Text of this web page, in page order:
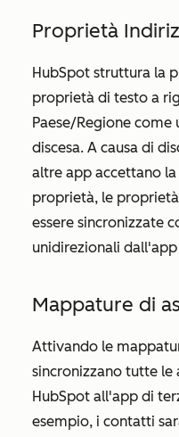
Proprietà
HubSpot struttura la
proprietà di testo a
Paese/Regione come
discesa. A causa di
altre app accettano
proprietà, le
essere sincronizzate
unidirezionali
Mappature di
Attivando le
sincronizzano tutte le
HubSpot all'app di
esempio, i contatti